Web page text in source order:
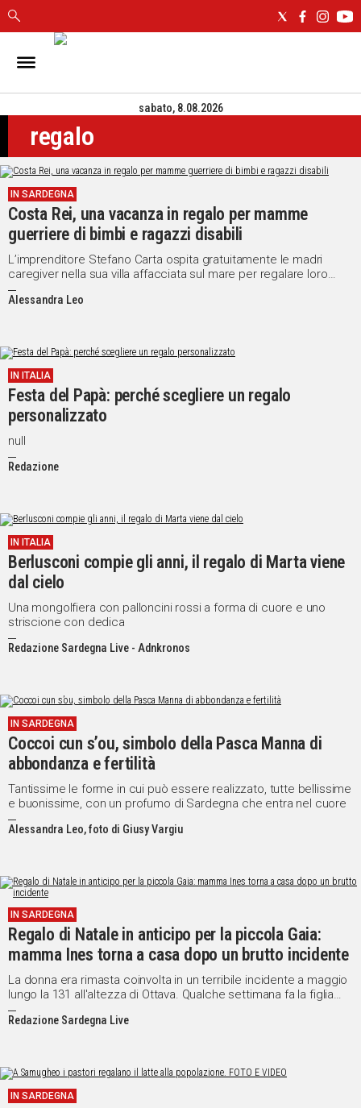
IN
CAGLIARI
SASSARI
NUORO
ORISTANO
SULCIS
GALLURA
OGLIASTRA
MEDIO
CAMPIDANO
POLITICA
IN
ITALIA
NEL
MONDO
VIDEO
UNISCITI
WHATSAPP
Social
sabato, 8.08.2026
regalo
IN SARDEGNA
Costa Rei, una vacanza in regalo per mamme
guerriere di bimbi e ragazzi disabili
L’imprenditore Stefano Carta ospita gratuitamente le madri
caregiver nella sua villa affacciata sul mare per regalare loro
relax e spensieratezza
Alessandra Leo
IN ITALIA
Festa del Papà: perché scegliere un regalo
personalizzato
null
Redazione
IN ITALIA
Berlusconi compie gli anni, il regalo di Marta viene
dal cielo
Una mongolfiera con palloncini rossi a forma di cuore e uno
striscione con dedica
Redazione Sardegna Live - Adnkronos
IN SARDEGNA
Coccoi cun s’ou, simbolo della Pasca Manna di
abbondanza e fertilità
Tantissime le forme in cui può essere realizzato, tutte bellissime
e buonissime, con un profumo di Sardegna che entra nel cuore
Alessandra Leo, foto di Giusy Vargiu
IN SARDEGNA
Regalo di Natale in anticipo per la piccola Gaia:
mamma Ines torna a casa dopo un brutto incidente
La donna era rimasta coinvolta in un terribile incidente a maggio
lungo la 131 all'altezza di Ottava. Qualche settimana fa la figlia
aveva scritto a Babbo Natale: "Non voglio regali, ma che la
mamma torni a casa"
Redazione Sardegna Live
IN SARDEGNA